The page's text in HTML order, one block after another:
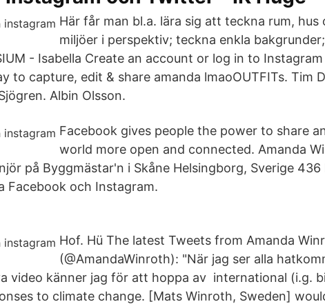
Här får man bl.a. lära sig att teckna rum, hus
miljöer i perspektiv; teckna enkla
- Isabella Create an account or log in to
to capture, edit & share amanda lmaoOUTFITs. Tim
Albin Olsson.
Facebook gives people the power to share
world more open and connected. Amanda
på Byggmästar'n i Skåne Helsingborg, Sverige 436
Facebook och Instagram.
Hof. Hü The latest Tweets from Amanda
(@AmandaWinroth): "När jag ser alla
video känner jag för att hoppa av international (i.g.
to climate change. [Mats Winroth, Sweden]